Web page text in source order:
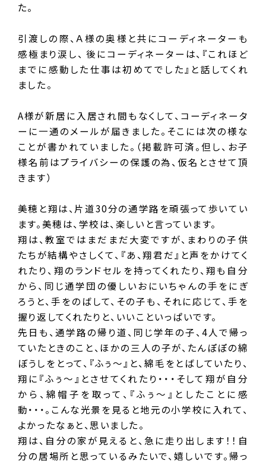
た。
引渡しの際、Ａ様の奥様と共にコーディネーターも
感極まり涙し、 後にコーディネーターは、『これほど
までに感動した仕事は初めてでした』と話してくれ
ました。
A様が新居に入居され間もなくして、コーディネータ
ーに一通のメールが届きました。そこには次の様な
ことが書かれていました。（掲載許可済。但し、お子
様名前はプライバシーの保護の為、仮名とさせて頂
きます）
美穂と翔は、片道30分の通学路を頑張って歩いてい
ます。美穂は、学校は、楽しいと言っています。
翔は、教室ではまだまだ大変ですが、まわりの子供
たちが結構やさしくて、『あ、翔君だ』と声をかけてく
れたり、翔のランドセルを持ってくれたり、翔も自分
から、同じ通学団の優しいおにいちゃんの手をにぎ
ろうと、手をのばして、その子も、それに応じて、手を
握り返してくれたりと、いいこといっぱいです。
先日も、通学路の帰り道、同じ学年の子、4人で帰っ
ていたときのこと、ほかの三人の子が、たんぽぽの綿
ぼうしをとって、『ふぅ～』と、綿毛をとばしていたり、
翔に『ふぅ～』とさせてくれたり・・・そして翔が自分
から、綿帽子を取って、『ふぅ～』としたことに感
動・・・。こんな光景を見ると地元の小学校に入れて、
よかったなぁと、思いました。
翔は、自分の家が見えると、急に走り出します！！自
分の居場所と思っているみたいで、嬉しいです。帰っ